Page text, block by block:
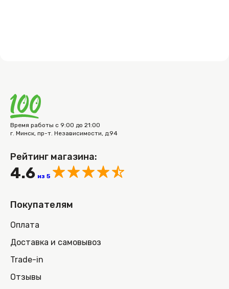
Время работы с 9:00 до 21:00
г. Минск, пр-т. Независимости, д.94
Рейтинг магазина:
4.6 из 5
Покупателям
Оплата
Доставка и самовывоз
Trade-in
Отзывы